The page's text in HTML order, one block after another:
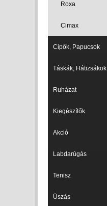
Roxa
Cimax
Cipők, Papucsok
Táskák, Hátizsákok
Ruházat
Kiegészítők
Akció
Labdarúgás
Tenisz
Úszás